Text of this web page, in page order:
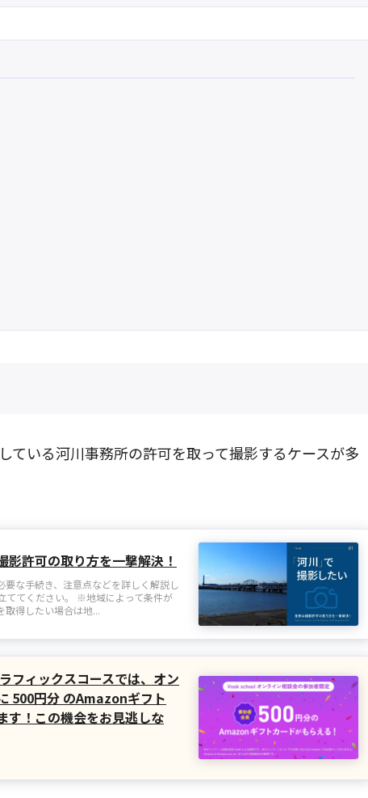
ている河川事務所の許可を取って撮影するケースが多
許可の取り方を一撃解決！
な手続き、注意点などを詳しく解説し
ててください。 ※地域によって条件が
取得したい場合は地...
フィックスコースでは、オン
500円分 のAmazonギフト
す！この機会をお見逃しな